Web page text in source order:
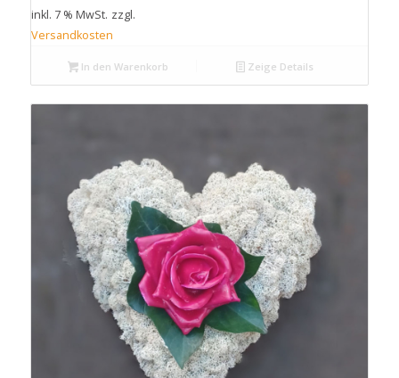
inkl. 7 % MwSt. zzgl.
Versandkosten
In den Warenkorb Zeige Details